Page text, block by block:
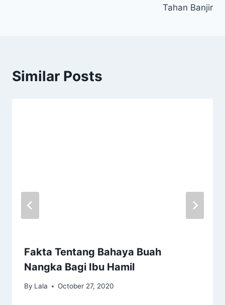
Tahan Banjir
Similar Posts
Fakta Tentang Bahaya Buah
Nangka Bagi Ibu Hamil
By Lala October 27, 2020